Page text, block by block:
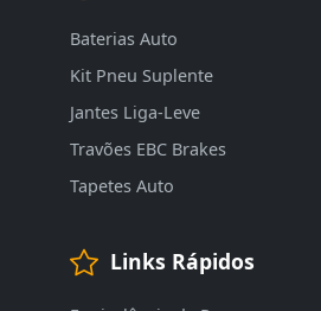
Baterias Auto
Kit Pneu Suplente
Jantes Liga-Leve
Travões EBC Brakes
Tapetes Auto
Links Rápidos